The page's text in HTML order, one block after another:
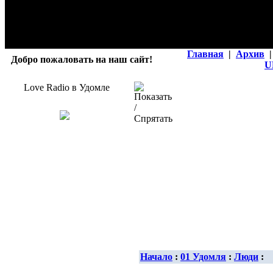
Добро пожаловать на наш сайт!
Главная | Архив |
Love Radio в Удомле
Начало : 01 Удомля : Люди :